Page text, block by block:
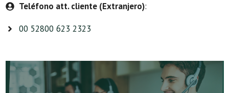
Teléfono att. cliente (Extranjero):
00 52800 623 2323